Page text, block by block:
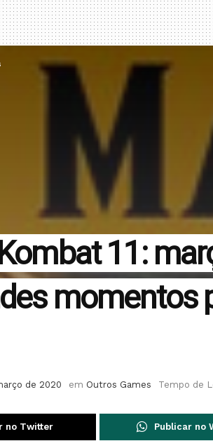
11:
momentos
de 2020 em Outros Games Tempo de
no Twitter Publicar no